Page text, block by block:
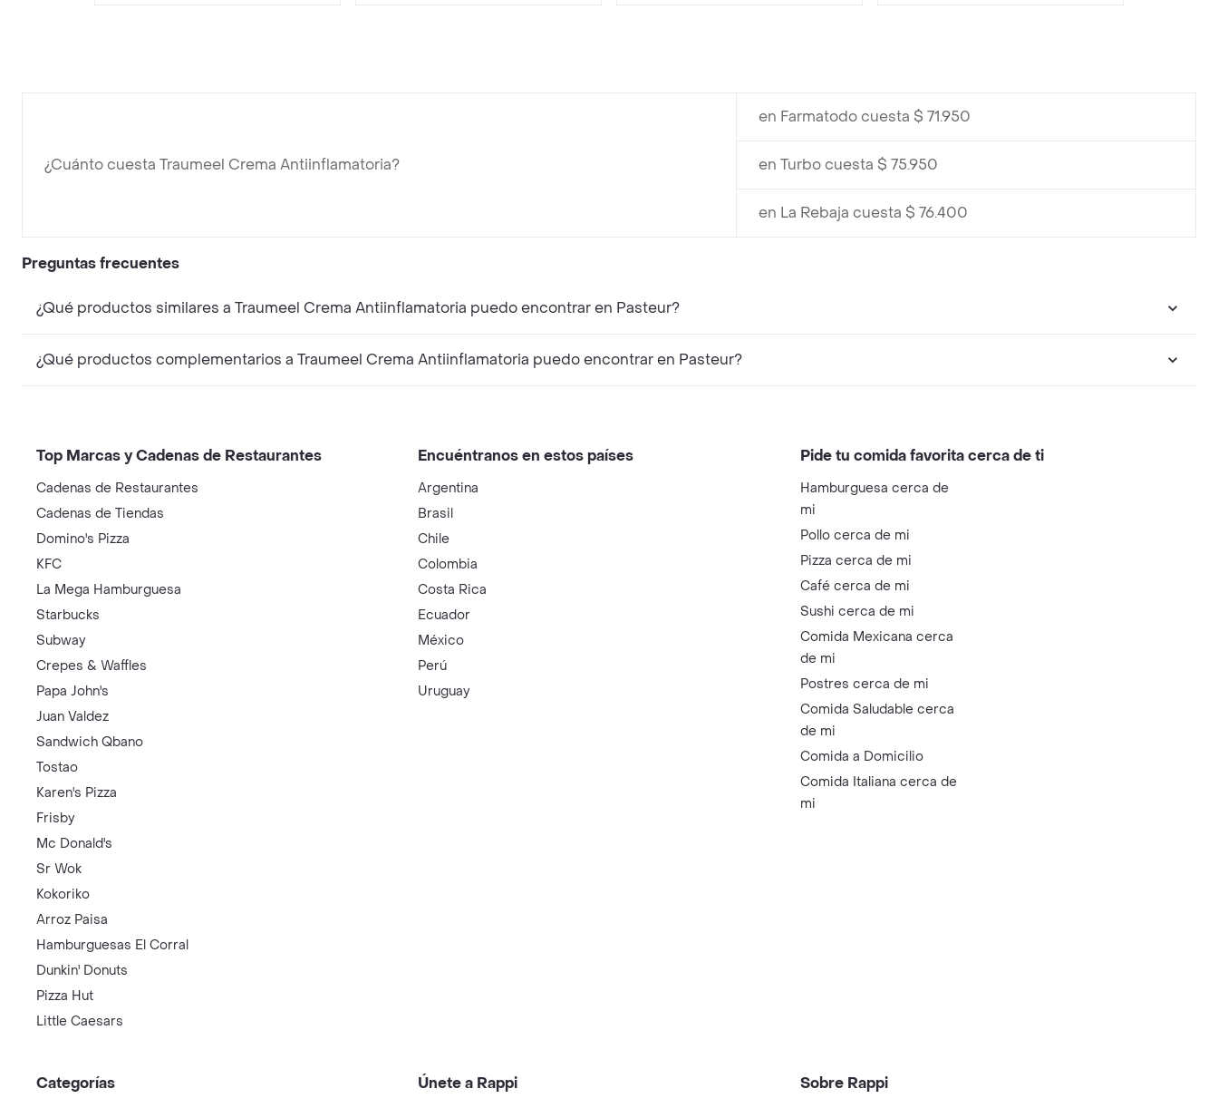
¿Cuánto cuesta Traumeel Crema Antiinflamatoria?
en Farmatodo cuesta $ 71.950
en Turbo cuesta $ 75.950
en La Rebaja cuesta $ 76.400
Preguntas frecuentes
¿Qué productos similares a Traumeel Crema Antiinflamatoria puedo encontrar en Pasteur?
¿Qué productos complementarios a Traumeel Crema Antiinflamatoria puedo encontrar en Pasteur?
Top Marcas y Cadenas de Restaurantes
Cadenas de Restaurantes
Cadenas de Tiendas
Domino's Pizza
KFC
La Mega Hamburguesa
Starbucks
Subway
Crepes & Waffles
Papa John's
Juan Valdez
Sandwich Qbano
Tostao
Karen's Pizza
Frisby
Mc Donald's
Sr Wok
Kokoriko
Arroz Paisa
Hamburguesas El Corral
Dunkin' Donuts
Pizza Hut
Little Caesars
Encuéntranos en estos países
Argentina
Brasil
Chile
Colombia
Costa Rica
Ecuador
México
Perú
Uruguay
Pide tu comida favorita cerca de ti
Hamburguesa cerca de
mi
Pollo cerca de mi
Pizza cerca de mi
Café cerca de mi
Sushi cerca de mi
Comida Mexicana cerca
de mi
Postres cerca de mi
Comida Saludable cerca
de mi
Comida a Domicilio
Comida Italiana cerca de
mi
Categorías Únete a Rappi Sobre Rappi